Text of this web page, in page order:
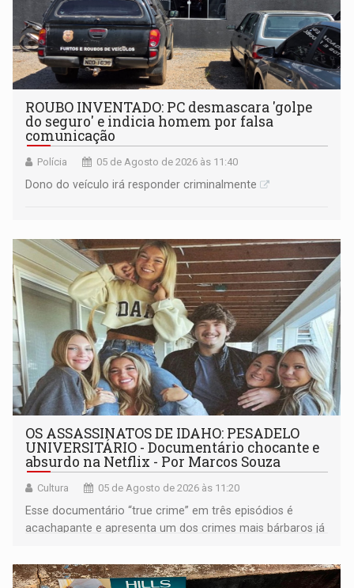
ROUBO INVENTADO: PC desmascara 'golpe
do seguro' e indicia homem por falsa
comunicação
Polícia 05 de Agosto de 2026 às 11:40
Dono do veículo irá responder criminalmente
OS ASSASSINATOS DE IDAHO: PESADELO
UNIVERSITÁRIO - Documentário chocante e
absurdo na Netflix - Por Marcos Souza
Cultura 05 de Agosto de 2026 às 11:20
Esse documentário “true crime” em três episódios é
acachapante e apresenta um dos crimes mais bárbaros já
que moravam em uma casa que ficava numa vila
universitária